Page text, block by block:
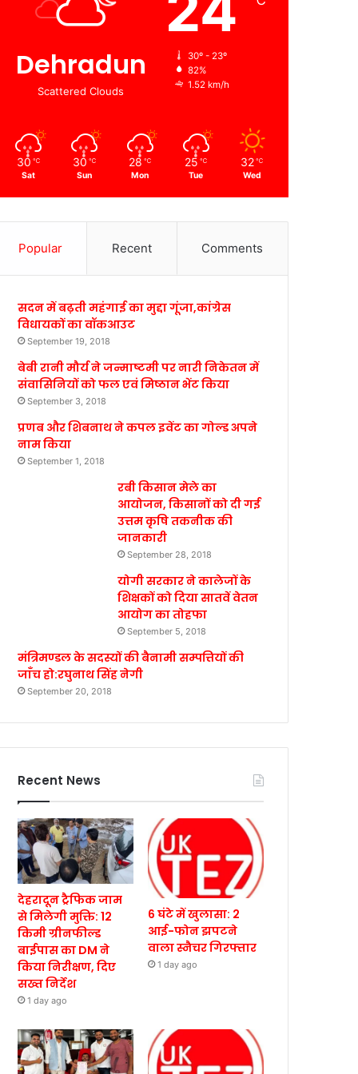
Dehradun
Scattered Clouds
30º - 23º
82%
1.52 km/h
30 ℃
Sat
30 ℃
Sun
28 ℃
Mon
25 ℃
Tue
32 ℃
Wed
Popular Recent Comments
सदन में बढ़ती महंगाई का मुद्दा गूंजा,कांग्रेस
विधायकों का वॉकआउट
September 19, 2018
बेबी रानी मौर्य ने जन्माष्टमी पर नारी निकेतन में
संवासिनियों को फल एवं मिष्ठान भेंट किया
September 3, 2018
प्रणब और शिबनाथ ने कपल इवेंट का गोल्ड अपने
नाम किया
September 1, 2018
रबी किसान मेले का
आयोजन, किसानों को दी गई
उत्तम कृषि तकनीक की
जानकारी
September 28, 2018
योगी सरकार ने कालेजों के
शिक्षकों को दिया सातवें वेतन
आयोग का तोहफा
September 5, 2018
मंत्रिमण्डल के सदस्यों की बैनामी सम्पत्तियों की
जाँच हो:रघुनाथ सिंह नेगी
September 20, 2018
Recent News
देहरादून ट्रैफिक जाम
से मिलेगी मुक्ति: 12
किमी ग्रीनफील्ड
बाईपास का DM ने
किया निरीक्षण, दिए
सख्त निर्देश
1 day ago
6 घंटे में खुलासा: 2
आई-फोन झपटने
वाला स्नैचर गिरफ्तार
1 day ago